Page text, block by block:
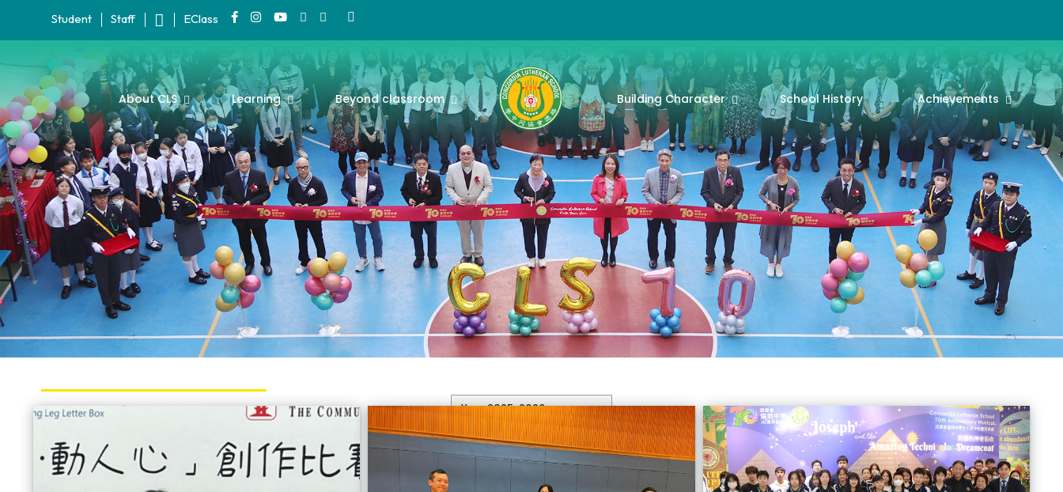
Student Staff EClass
About CLS Learning Beyond classroom Building Character School History Achievements